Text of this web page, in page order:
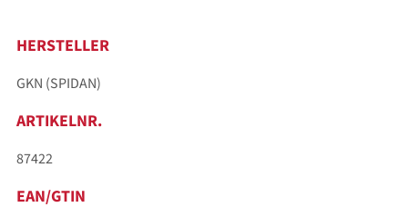
HERSTELLER
GKN (SPIDAN)
ARTIKELNR.
87422
EAN/GTIN